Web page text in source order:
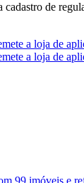
cadastro de